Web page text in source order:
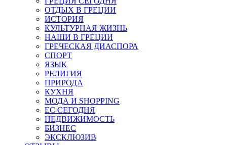
ОТДЫХ В ГРЕЦИИ
ИСТОРИЯ
КУЛЬТУРНАЯ ЖИЗНЬ
НАШИ В ГРЕЦИИ
ГРЕЧЕСКАЯ ДИАСПОРА
СПОРТ
ЯЗЫК
РЕЛИГИЯ
ПРИРОДА
КУХНЯ
МОДА И SHOPPING
ЕС СЕГОДНЯ
НЕДВИЖИМОСТЬ
БИЗНЕС
ЭКСКЛЮЗИВ